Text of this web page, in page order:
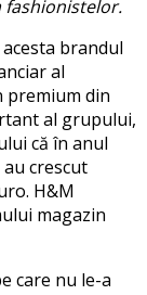
fashionistelor.
brandul
al
premium din
al grupului,
că în anul
crescut
H&M
magazin
care nu le-a